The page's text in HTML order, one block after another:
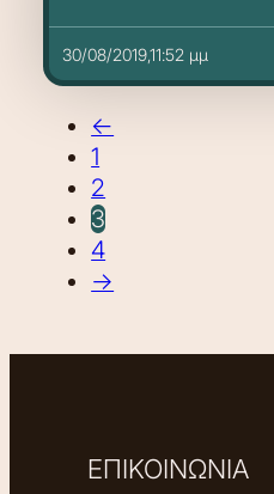
30/08/2019,11:52 μμ
←
1
2
3
4
→
ΕΠΙΚΟΙΝΩΝΙΑ